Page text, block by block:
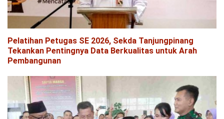
Pelatihan Petugas SE 2026, Sekda Tanjungpinang
Tekankan Pentingnya Data Berkualitas untuk Arah
Pembangunan